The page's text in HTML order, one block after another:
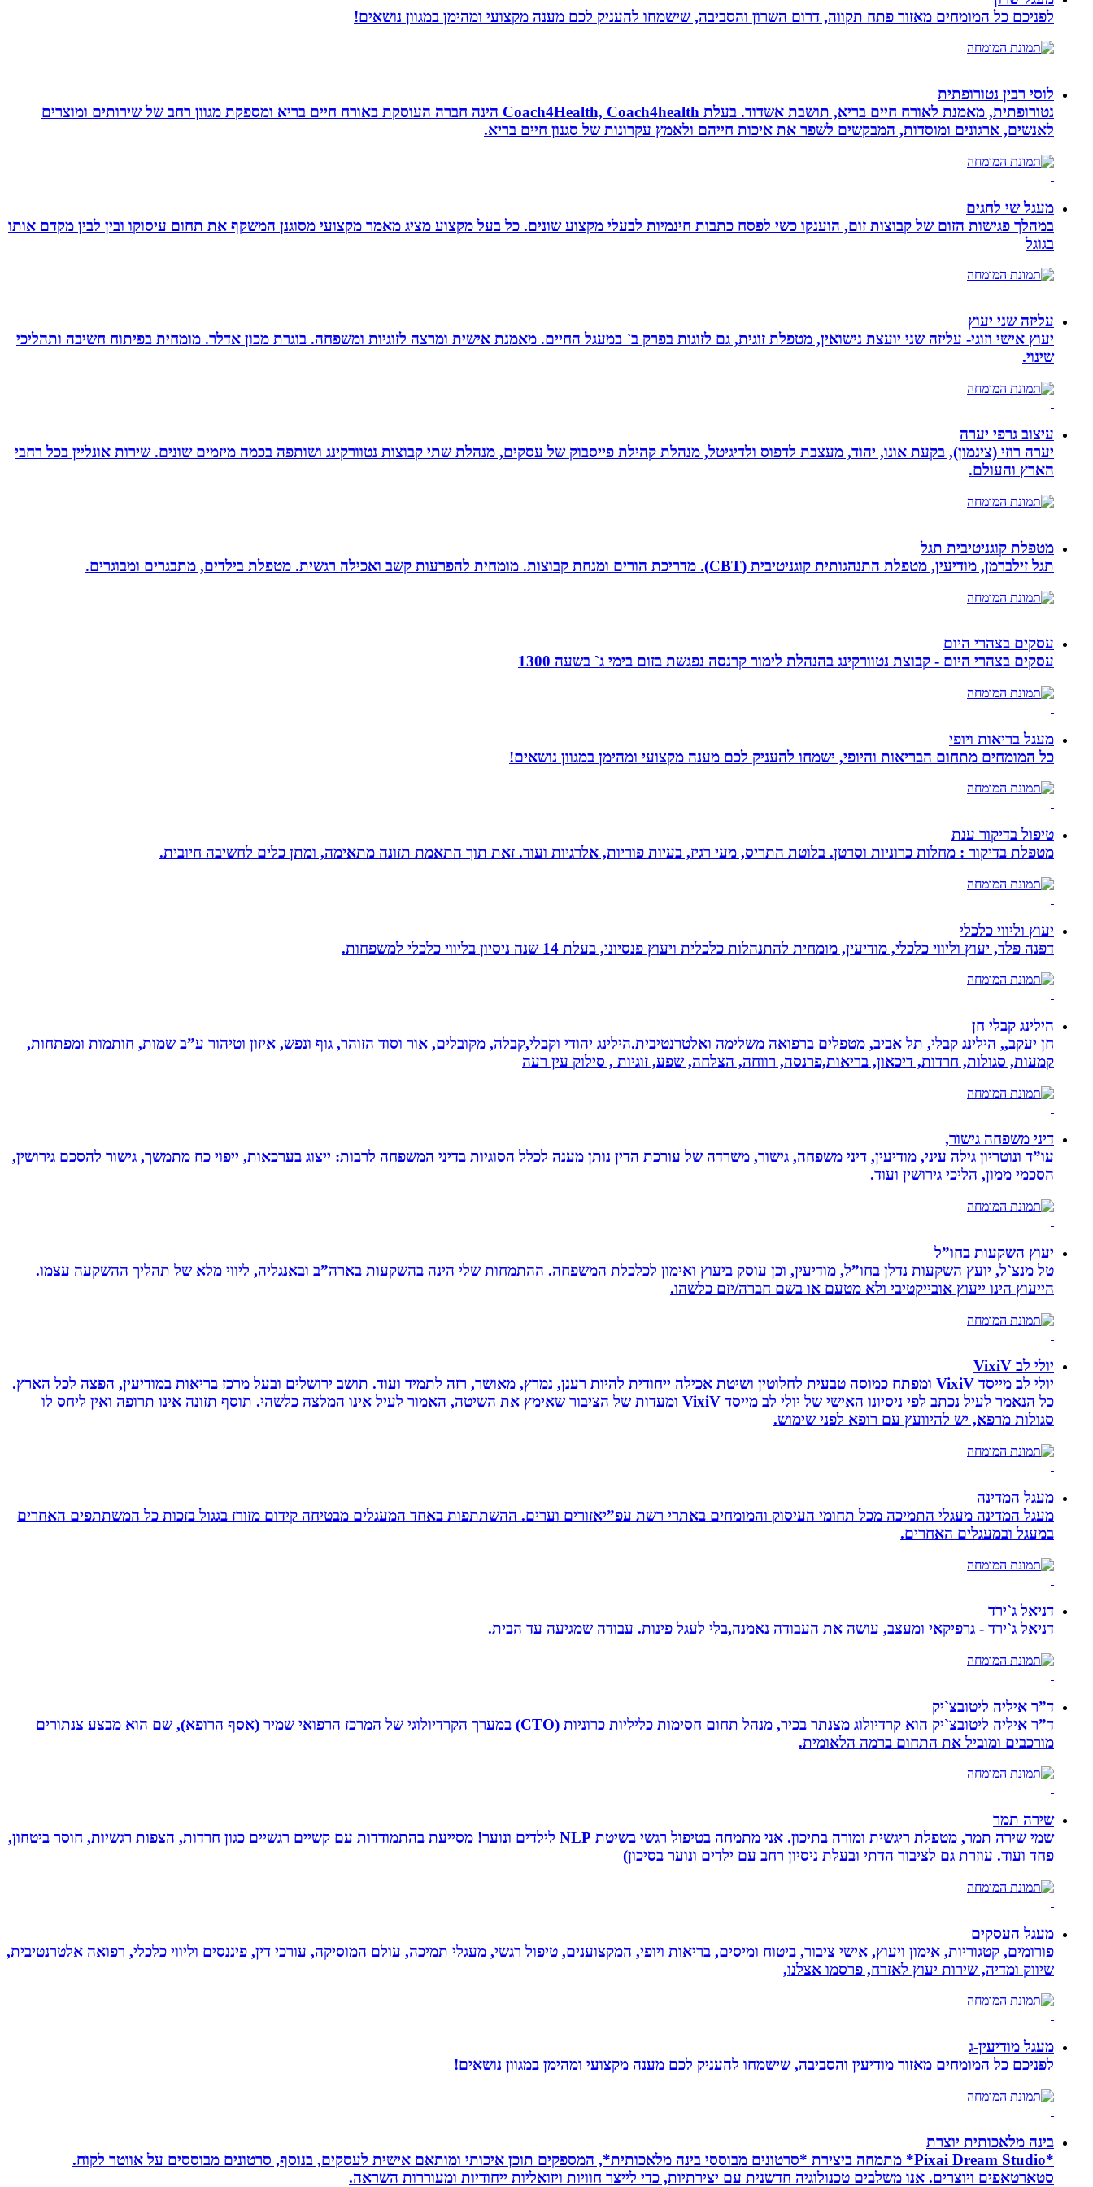
לפניכם כל המומחים מאזור פתח תקווה, דרום השרון והסביבה, שישמחו להעניק לכם מענה מקצועי ומהימן במגוון נושאים!
לוסי רבין נטורופתית
נטורופתית, מאמנת לאורח חיים בריא, תושבת אשדוד. בעלת Coach4Health, Coach4health הינה חברה העוסקת באורח חיים בריא ומספקת מגוון רחב של שירותים ומוצרים
לאנשים, ארגונים ומוסדות, המבקשים לשפר את איכות חייהם ולאמץ עקרונות של סגנון חיים בריא.
מעגל שי לחגים
במהלך פגישות הזום של קבוצות זום, הוענקו כשי לפסח כתבות חינמיות לבעלי מקצוע שונים. כל בעל מקצוע מציג מאמר מקצועי מסוגנן המשקף את תחום עיסוקו ובין לבין מקדם אותו
בגוגל
עליזה שני יעוץ
יעוץ אישי וזוגי- עליזה שני יועצת נישואין, מטפלת זוגית, גם לזוגות בפרק ב` במעגל החיים. מאמנת אישית ומרצה לזוגיות ומשפחה. בוגרת מכון אדלר. מומחית בפיתוח חשיבה ותהליכי
שינוי.
עיצוב גרפי יערה
יערה רוזי (צינמון), בקעת אונו, יהוד, מעצבת לדפוס ולדיגיטל, מנהלת קהילת פייסבוק של עסקים, מנהלת שתי קבוצות נטוורקינג ושותפה בכמה מיזמים שונים. שירות אונליין בכל רחבי
הארץ והעולם.
מטפלת קוגניטיבית תגל
תגל זילברמן, מודיעין, מטפלת התנהגותית קוגניטיבית (CBT). מדריכת הורים ומנחת קבוצות. מומחית להפרעות קשב ואכילה רגשית. מטפלת בילדים, מתבגרים ומבוגרים.
עסקים בצהרי היום
עסקים בצהרי היום - קבוצת נטוורקינג בהנהלת לימור קרנסה נפגשת בזום בימי ג` בשעה 1300
מעגל בריאות ויופי
כל המומחים מתחום הבריאות והיופי, ישמחו להעניק לכם מענה מקצועי ומהימן במגוון נושאים!
טיפול בדיקור ענת
מטפלת בדיקור : מחלות כרוניות וסרטן. בלוטת התריס, מעי רגיז, בעיות פוריות, אלרגיות ועוד. זאת תוך התאמת תזונה מתאימה, ומתן כלים לחשיבה חיובית.
יעוץ וליווי כלכלי
דפנה פלד, יעוץ וליווי כלכלי, מודיעין, מומחית להתנהלות כלכלית ויעוץ פנסיוני, בעלת 14 שנה ניסיון בליווי כלכלי למשפחות.
הילינג קבלי חן
חן יעקב,, הילינג קבלי, תל אביב, מטפלים ברפואה משלימה ואלטרנטיבית.הילינג יהודי וקבלי,קבלה, מקובלים, אור וסוד הזוהר, גוף ונפש, איזון וטיהור ע”ב שמות, חותמות ומפתחות,
קמעות, סגולות, חרדות, דיכאון, בריאות,פרנסה, רווחה, הצלחה, שפע, זוגיות , סילוק עין רעה
דיני משפחה גישור,
עו”ד ונוטריון גילה עיני, מודיעין, דיני משפחה, גישור, משרדה של עורכת הדין נותן מענה לכלל הסוגיות בדיני המשפחה לרבות: ייצוג בערכאות, ייפוי כח מתמשך, גישור להסכם גירושין,
הסכמי ממון, הליכי גירושין ועוד.
יעוץ השקעות בחו”ל
טל מנצ`ל, יועץ השקעות נדלן בחו”ל, מודיעין, וכן עוסק ביעוץ ואימון לכלכלת המשפחה. ההתמחות שלי הינה בהשקעות בארה”ב ובאנגליה, ליווי מלא של תהליך ההשקעה עצמו.
הייעוץ הינו ייעוץ אובייקטיבי ולא מטעם או בשם חברה/יזם כלשהו.
יולי לב VixiV
יולי לב מייסד VixiV ומפתח כמוסה טבעית לחלוטין ושיטת אכילה ייחודית להיות רענן, נמרץ, מאושר, רזה לתמיד ועוד. תושב ירושלים ובעל מרכז בריאות במודיעין, הפצה לכל הארץ.
כל הנאמר לעיל נכתב לפי ניסיונו האישי של יולי לב מייסד VixiV ומעדות של הציבור שאימץ את השיטה, האמור לעיל אינו המלצה כלשהי. תוסף תזונה אינו תרופה ואין ליחס לו
סגולות מרפא, יש להיוועץ עם רופא לפני שימוש.
מעגל המדינה
מעגל המדינה מעגלי התמיכה מכל תחומי העיסוק והמומחים באתרי רשת עפ”יאזורים וערים. ההשתתפות באחד המעגלים מבטיחה קידום מזורז בגגול בזכות כל המשתתפים האחרים
במעגל ובמעגלים האחרים.
דניאל ג`ירד
דניאל ג`ירד - גרפיקאי ומעצב, עושה את העבודה נאמנה,בלי לעגל פינות. עבודה שמגיעה עד הבית.
ד”ר איליה ליטובצ`יק
ד”ר איליה ליטובצ`יק הוא קרדיולוג מצנתר בכיר, מנהל תחום חסימות כליליות כרוניות (CTO) במערך הקרדיולוגי של המרכז הרפואי שמיר (אסף הרופא), שם הוא מבצע צנתורים
מורכבים ומוביל את התחום ברמה הלאומית.
שירה תמר
שמי שירה תמר, מטפלת ריגשית ומורה בתיכון. אני מתמחה בטיפול רגשי בשיטת NLP לילדים ונוער! מסייעת בהתמודדות עם קשיים רגשיים כגון חרדות, הצפות רגשיות, חוסר ביטחון,
פחד ועוד. עוזרת גם לציבור הדתי ובעלת ניסיון רחב עם ילדים ונוער בסיכון)
מעגל העסקים
פורומים, קטגוריות, אימון ויעוץ, אישי ציבור, ביטוח ומיסים, בריאות ויופי, המקצוענים, טיפול רגשי, מעגלי תמיכה, עולם המוסיקה, עורכי דין, פיננסים וליווי כלכלי, רפואה אלטרנטיבית,
שיווק ומדיה, שירות יעוץ לאזרח, פרסמו אצלנו,
מעגל מודיעין-ג
לפניכם כל המומחים מאזור מודיעין והסביבה, שישמחו להעניק לכם מענה מקצועי ומהימן במגוון נושאים!
בינה מלאכותית יוצרת
*Pixai Dream Studio* מתמחה ביצירת *סרטונים מבוססי בינה מלאכותית*, המספקים תוכן איכותי ומותאם אישית לעסקים, בנוסף, סרטונים מבוססים על אווטר לקוח.
סטארטאפים ויוצרים. אנו משלבים טכנולוגיה חדשנית עם יצירתיות, כדי לייצר חוויות ויזואליות ייחודיות ומעוררות השראה.